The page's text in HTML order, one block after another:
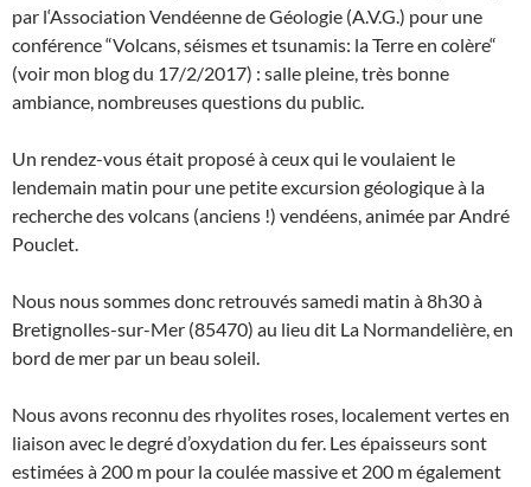
par l‘Association Vendéenne de Géologie (A.V.G.) pour une
conférence “Volcans, séismes et tsunamis: la Terre en colère“
(voir mon blog du 17/2/2017) : salle pleine, très bonne
ambiance, nombreuses questions du public.
Un rendez-vous était proposé à ceux qui le voulaient le
lendemain matin pour une petite excursion géologique à la
recherche des volcans (anciens !) vendéens, animée par André
Pouclet.
Nous nous sommes donc retrouvés samedi matin à 8h30 à
Bretignolles-sur-Mer (85470) au lieu dit La Normandelière, en
bord de mer par un beau soleil.
Nous avons reconnu des rhyolites roses, localement vertes en
liaison avec le degré d’oxydation du fer. Les épaisseurs sont
estimées à 200 m pour la coulée massive et 200 m également